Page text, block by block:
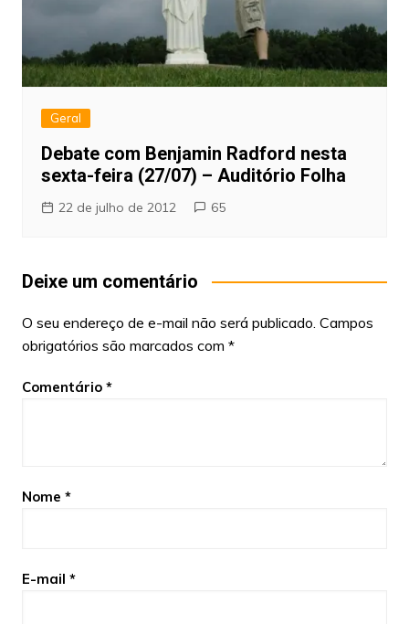
Geral
Debate com Benjamin Radford nesta
sexta-feira (27/07) – Auditório Folha
22 de julho de 2012 65
Deixe um comentário
O seu endereço de e-mail não será publicado. Campos
obrigatórios são marcados com *
Comentário *
Nome *
E-mail *